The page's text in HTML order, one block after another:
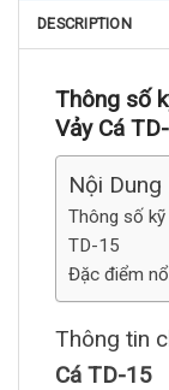
DESCRIPTION
Thông số
Vảy Cá
Nội Dung
Thông số kỹ
TD-15
Đặc điểm
Thông tin
Cá TD-15